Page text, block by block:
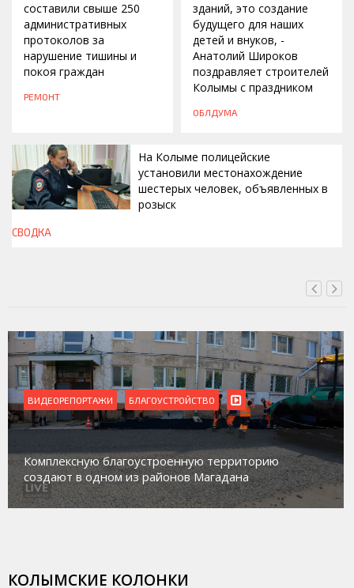
составили свыше 250
административных
протоколов за
нарушение тишины и
покоя граждан
РЕМОНТ
зданий, это создание
будущего для наших
детей и внуков, -
Анатолий Широков
поздравляет строителей
Колымы с праздником
ОБЛДУМА
СЕГОДНЯ, 13:00
На Колыме полицейские
установили местонахождение
шестерых человек, объявленных в
розыск
СВОДКА
ВИДЕОРЕПОРТАЖИ
Магадан присоединился к пилотному проекту по
работе с несовершеннолетними из групп
социального риска «Переправа»
КОЛЫМСКИЕ КОЛОНКИ